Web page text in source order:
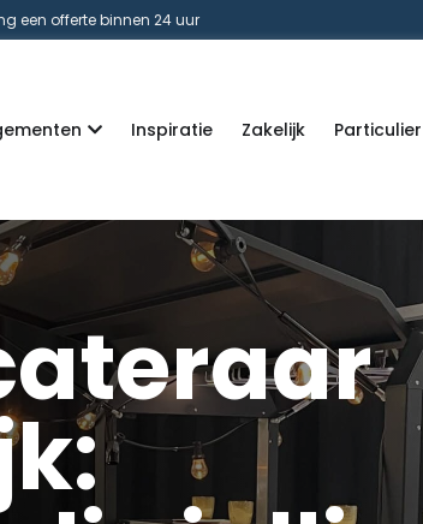
een offerte binnen 24 uur
Inspiratie Zakelijk Particulier